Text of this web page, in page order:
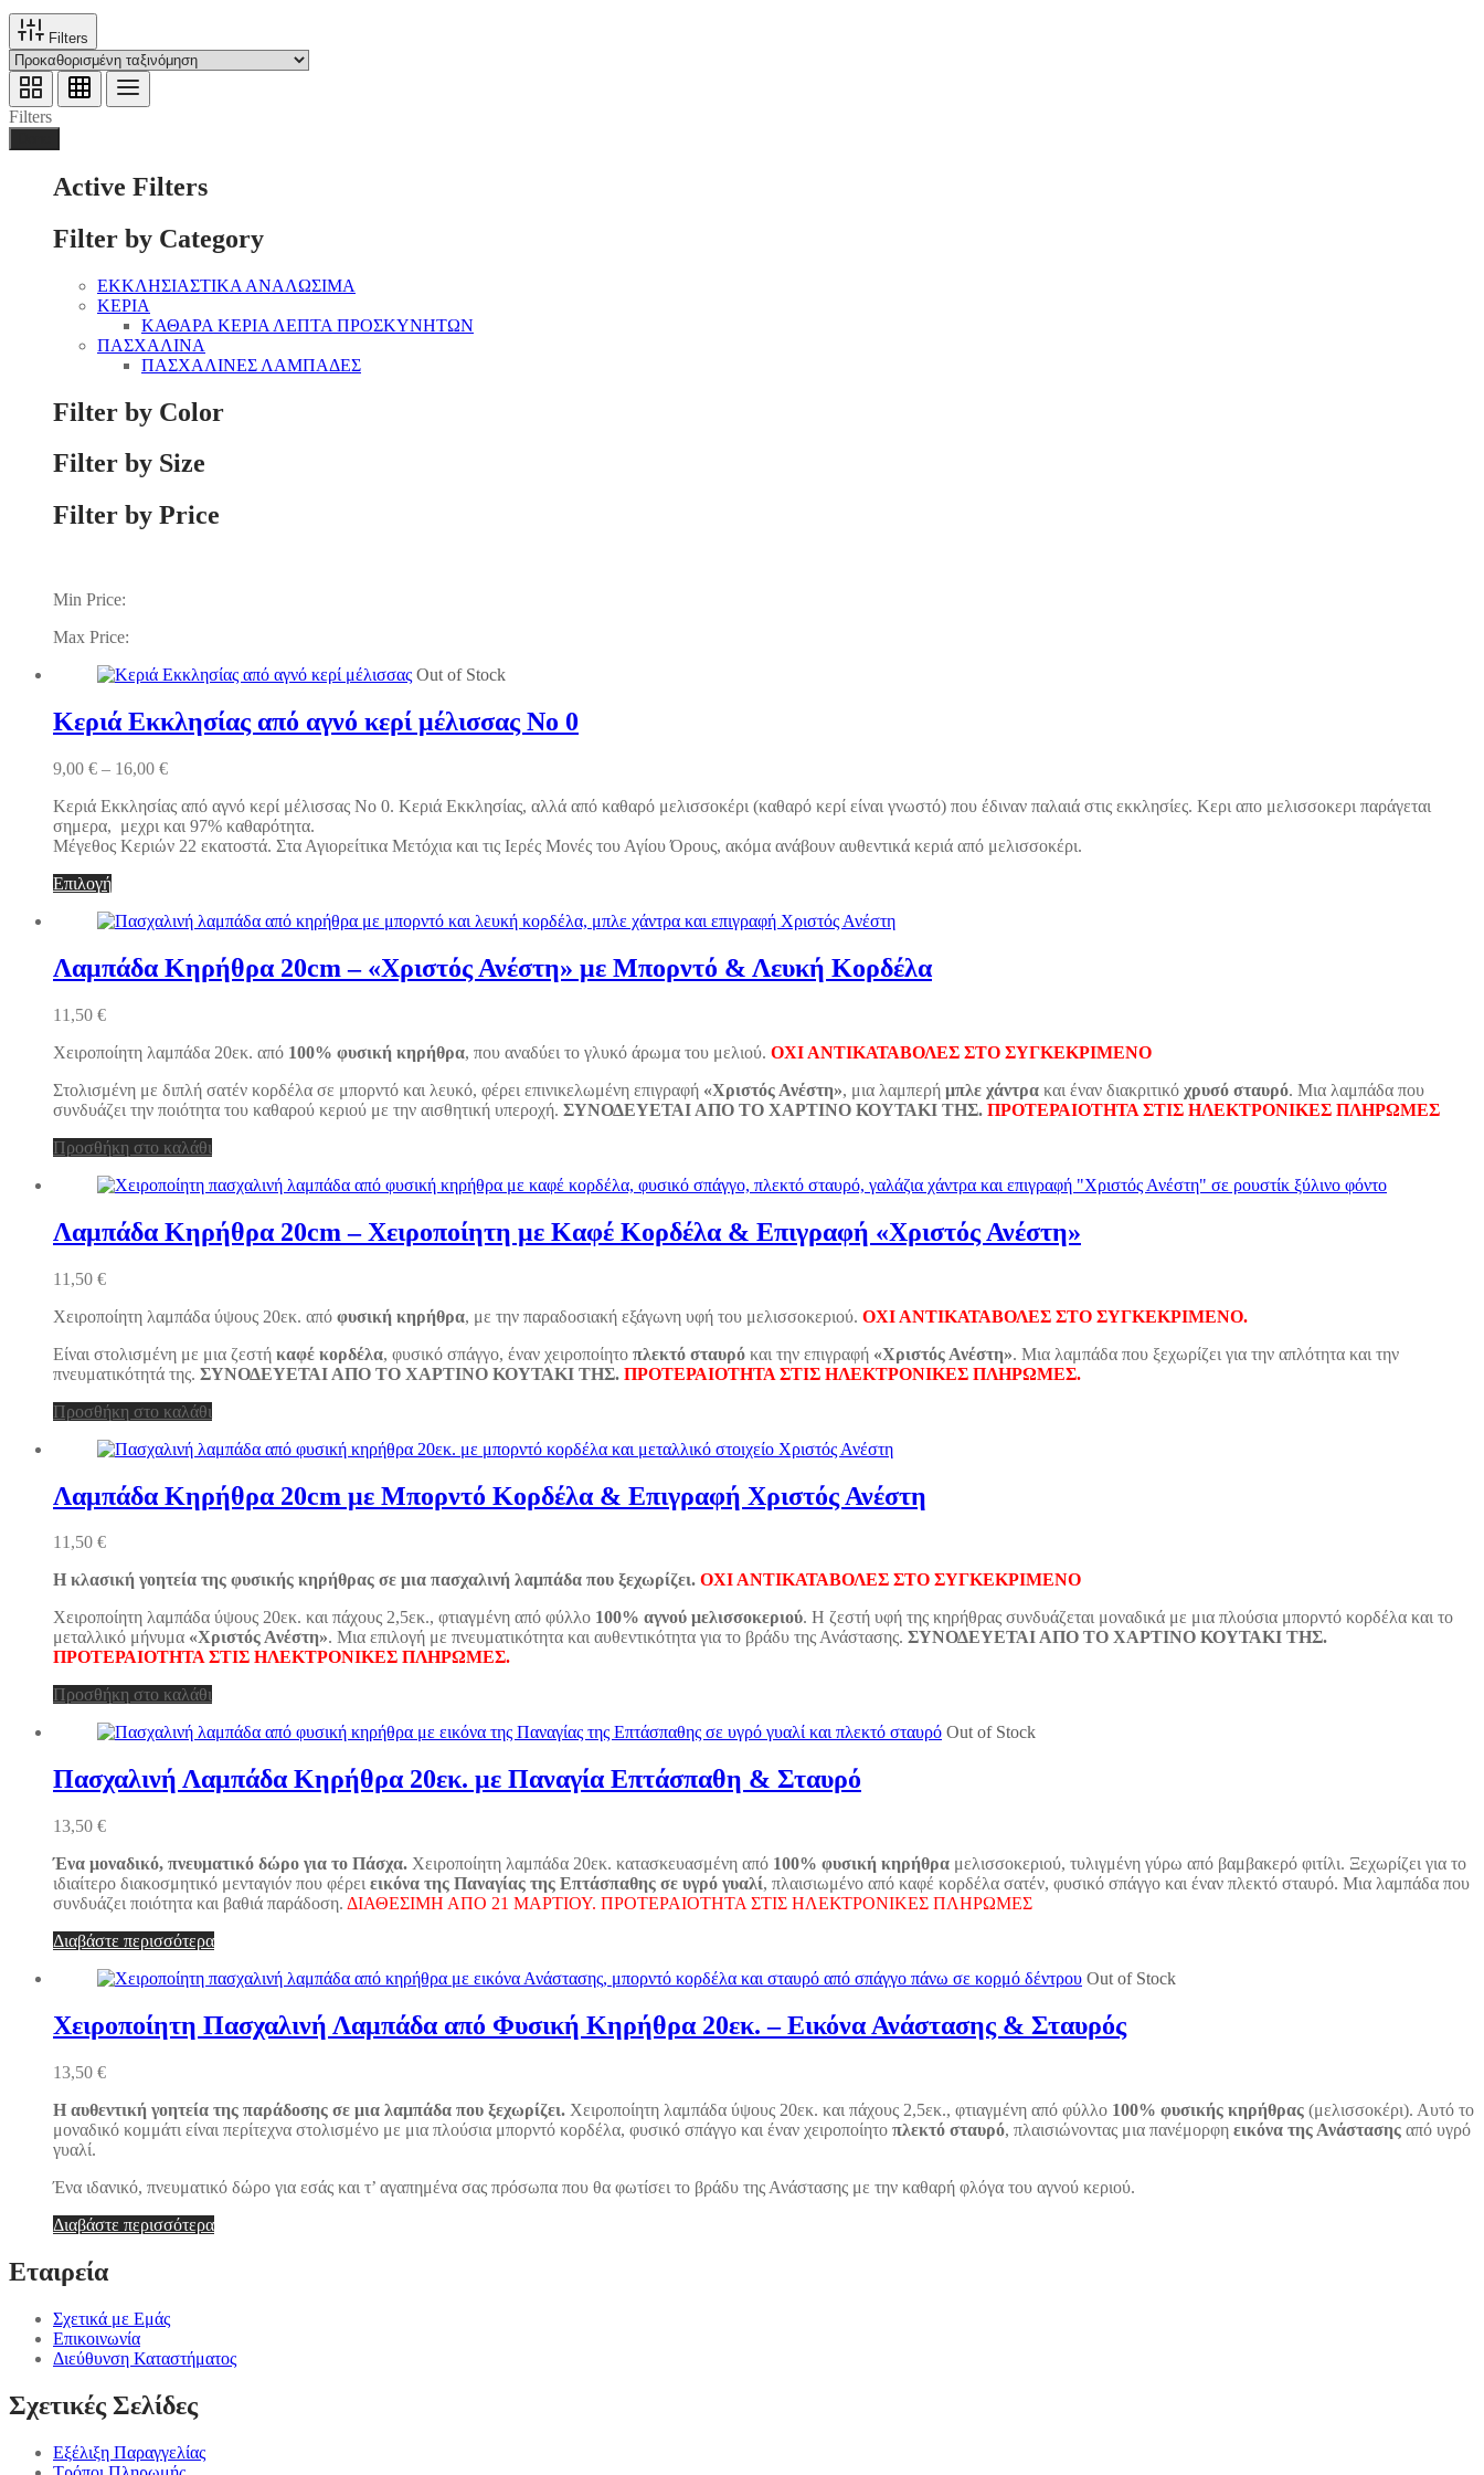
Filters
Filters
Active Filters
Filter by Category
ΕΚΚΛΗΣΙΑΣΤΙΚΑ ΑΝΑΛΩΣΙΜΑ
ΚΕΡΙΑ
ΚΑΘΑΡΑ ΚΕΡΙΑ ΛΕΠΤΑ ΠΡΟΣΚΥΝΗΤΩΝ
ΠΑΣΧΑΛΙΝΑ
ΠΑΣΧΑΛΙΝΕΣ ΛΑΜΠΑΔΕΣ
Filter by Color
Filter by Size
Filter by Price
Min Price:
Max Price:
Out of Stock
Κεριά Εκκλησίας από αγνό κερί μέλισσας Νο 0
9,00 € – 16,00 €Price
9,00 €
through
16,00 €
Κεριά Εκκλησίας από αγνό κερί μέλισσας Νο 0. Κεριά Εκκλησίας, αλλά από καθαρό μελισσοκέρι (καθαρό κερί είναι γνωστό) που έδιναν παλαιά στις εκκλησίες. Κερι απο μελισσοκερι παράγεται
σημερα, μεχρι και 97% καθαρότητα.
Μέγεθος Κεριών 22 εκατοστά. Στα Αγιορείτικα Μετόχια και τις Ιερές Μονές του Αγίου Όρους, ακόμα ανάβουν αυθεντικά κεριά από μελισσοκέρι.
ΕπιλογήΑυτό
προϊόν
πολλαπλές
παραλλαγές.
μπορούν
να
επιλεγούν
στη
σελίδα
του
προϊόντος
Λαμπάδα Κηρήθρα 20cm – «Χριστός Ανέστη» με Μπορντό & Λευκή Κορδέλα
11,50 €
Χειροποίητη λαμπάδα 20εκ. από 100% φυσική κηρήθρα, που αναδύει το γλυκό άρωμα του μελιού. ΟΧΙ ΑΝΤΙΚΑΤΑΒΟΛΕΣ ΣΤΟ ΣΥΓΚΕΚΡΙΜΕΝΟ
Στολισμένη με διπλή σατέν κορδέλα σε μπορντό και λευκό, φέρει επινικελωμένη επιγραφή «Χριστός Ανέστη», μια λαμπερή μπλε χάντρα και έναν διακριτικό χρυσό σταυρό. Μια λαμπάδα που
συνδυάζει την ποιότητα του καθαρού κεριού με την αισθητική υπεροχή. ΣΥΝΟΔΕΥΕΤΑΙ ΑΠΟ ΤΟ ΧΑΡΤΙΝΟ ΚΟΥΤΑΚΙ ΤΗΣ. ΠΡΟΤΕΡΑΙΟΤΗΤΑ ΣΤΙΣ ΗΛΕΚΤΡΟΝΙΚΕΣ ΠΛΗΡΩΜΕΣ
Προσθήκη στο καλάθι
Λαμπάδα Κηρήθρα 20cm – Χειροποίητη με Καφέ Κορδέλα & Επιγραφή «Χριστός Ανέστη»
11,50 €
Χειροποίητη λαμπάδα ύψους 20εκ. από φυσική κηρήθρα, με την παραδοσιακή εξάγωνη υφή του μελισσοκεριού. ΟΧΙ ΑΝΤΙΚΑΤΑΒΟΛΕΣ ΣΤΟ ΣΥΓΚΕΚΡΙΜΕΝΟ.
Είναι στολισμένη με μια ζεστή καφέ κορδέλα, φυσικό σπάγγο, έναν χειροποίητο πλεκτό σταυρό και την επιγραφή «Χριστός Ανέστη». Μια λαμπάδα που ξεχωρίζει για την απλότητα και την
πνευματικότητά της. ΣΥΝΟΔΕΥΕΤΑΙ ΑΠΟ ΤΟ ΧΑΡΤΙΝΟ ΚΟΥΤΑΚΙ ΤΗΣ. ΠΡΟΤΕΡΑΙΟΤΗΤΑ ΣΤΙΣ ΗΛΕΚΤΡΟΝΙΚΕΣ ΠΛΗΡΩΜΕΣ.
Προσθήκη στο καλάθι
Λαμπάδα Κηρήθρα 20cm με Μπορντό Κορδέλα & Επιγραφή Χριστός Ανέστη
11,50 €
Η κλασική γοητεία της φυσικής κηρήθρας σε μια πασχαλινή λαμπάδα που ξεχωρίζει. ΟΧΙ ΑΝΤΙΚΑΤΑΒΟΛΕΣ ΣΤΟ ΣΥΓΚΕΚΡΙΜΕΝΟ
Χειροποίητη λαμπάδα ύψους 20εκ. και πάχους 2,5εκ., φτιαγμένη από φύλλο 100% αγνού μελισσοκεριού. Η ζεστή υφή της κηρήθρας συνδυάζεται μοναδικά με μια πλούσια μπορντό κορδέλα και το
μεταλλικό μήνυμα «Χριστός Ανέστη». Μια επιλογή με πνευματικότητα και αυθεντικότητα για το βράδυ της Ανάστασης. ΣΥΝΟΔΕΥΕΤΑΙ ΑΠΟ ΤΟ ΧΑΡΤΙΝΟ ΚΟΥΤΑΚΙ ΤΗΣ.
ΠΡΟΤΕΡΑΙΟΤΗΤΑ ΣΤΙΣ ΗΛΕΚΤΡΟΝΙΚΕΣ ΠΛΗΡΩΜΕΣ.
Προσθήκη στο καλάθι
Out of Stock
Πασχαλινή Λαμπάδα Κηρήθρα 20εκ. με Παναγία Επτάσπαθη & Σταυρό
13,50 €
Ένα μοναδικό, πνευματικό δώρο για το Πάσχα. Χειροποίητη λαμπάδα 20εκ. κατασκευασμένη από 100% φυσική κηρήθρα μελισσοκεριού, τυλιγμένη γύρω από βαμβακερό φιτίλι. Ξεχωρίζει για το
ιδιαίτερο διακοσμητικό μενταγιόν που φέρει εικόνα της Παναγίας της Επτάσπαθης σε υγρό γυαλί, πλαισιωμένο από καφέ κορδέλα σατέν, φυσικό σπάγγο και έναν πλεκτό σταυρό. Μια λαμπάδα που
συνδυάζει ποιότητα και βαθιά παράδοση. ΔΙΑΘΕΣΙΜΗ ΑΠΟ 21 ΜΑΡΤΙΟΥ. ΠΡΟΤΕΡΑΙΟΤΗΤΑ ΣΤΙΣ ΗΛΕΚΤΡΟΝΙΚΕΣ ΠΛΗΡΩΜΕΣ
Διαβάστε περισσότερα
Out of Stock
Χειροποίητη Πασχαλινή Λαμπάδα από Φυσική Κηρήθρα 20εκ. – Εικόνα Ανάστασης & Σταυρός
13,50 €
Η αυθεντική γοητεία της παράδοσης σε μια λαμπάδα που ξεχωρίζει. Χειροποίητη λαμπάδα ύψους 20εκ. και πάχους 2,5εκ., φτιαγμένη από φύλλο 100% φυσικής κηρήθρας (μελισσοκέρι). Αυτό το
μοναδικό κομμάτι είναι περίτεχνα στολισμένο με μια πλούσια μπορντό κορδέλα, φυσικό σπάγγο και έναν χειροποίητο πλεκτό σταυρό, πλαισιώνοντας μια πανέμορφη εικόνα της Ανάστασης από υγρό
γυαλί.
Ένα ιδανικό, πνευματικό δώρο για εσάς και τ’ αγαπημένα σας πρόσωπα που θα φωτίσει το βράδυ της Ανάστασης με την καθαρή φλόγα του αγνού κεριού.
Διαβάστε περισσότερα
Εταιρεία
Σχετικά με Εμάς
Επικοινωνία
Διεύθυνση Καταστήματος
Σχετικές Σελίδες
Εξέλιξη Παραγγελίας